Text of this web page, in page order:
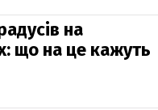
на
що на це кажуть